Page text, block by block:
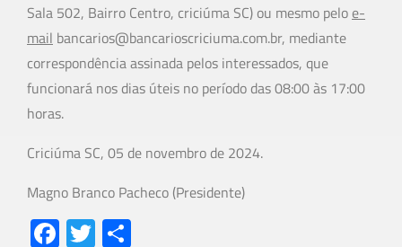
Sala 502, Bairro Centro, criciúma SC) ou mesmo pelo e-
mail bancarios@bancarioscriciuma.com.br, mediante
correspondência assinada pelos interessados, que
funcionará nos dias úteis no período das 08:00 às 17:00
horas.
Criciúma SC, 05 de novembro de 2024.
Magno Branco Pacheco (Presidente)
Fa T